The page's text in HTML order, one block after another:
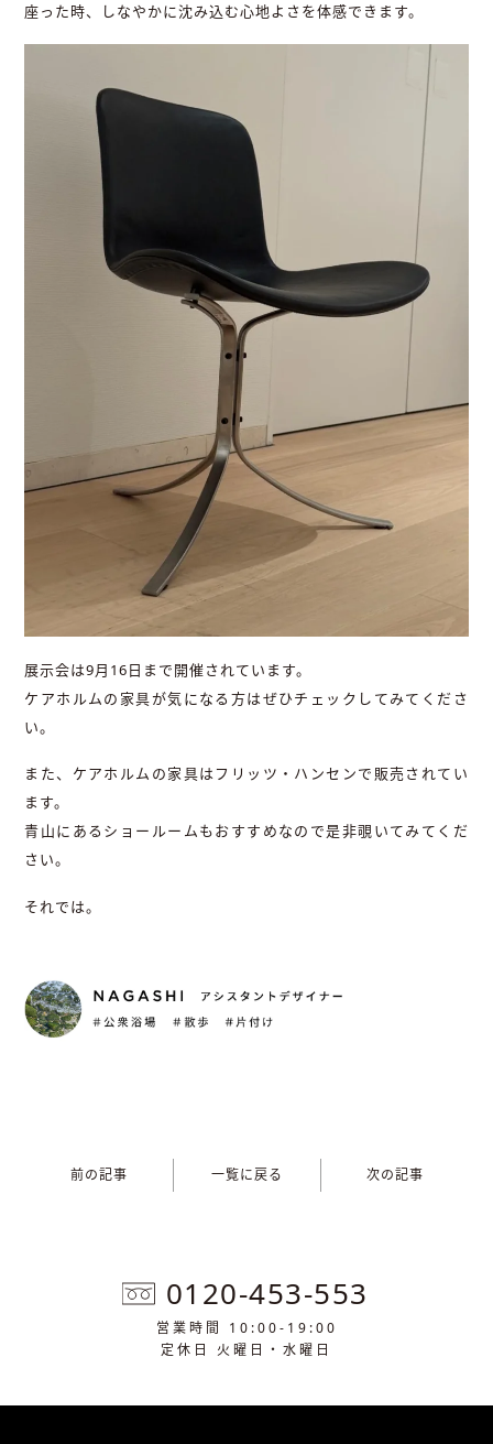
座った時、しなやかに沈み込む心地よさを体感できます。
展示会は9月16日まで開催されています。
ケアホルムの家具が気になる方はぜひチェックしてみてくださ
い。
また、ケアホルムの家具はフリッツ・ハンセンで販売されてい
ます。
青山にあるショールームもおすすめなので是非覗いてみてくだ
さい。
それでは。
前の記事 一覧に戻る 次の記事
0120-453-553
営業時間 10:00-19:00
定休日 火曜日・水曜日